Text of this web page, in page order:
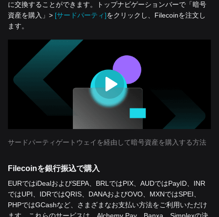
に交換することができます。トップナビゲーションバーで「暗号
資産を‌購入」> [サードパーティ]をクリックし、Filecoinを注文し
ます。
サードパーティゲートウェイを経由して暗号資産を購入する方法
Filecoinを銀行振込で購入
EURではiDealおよびSEPA、BRLではPIX、AUDではPayID、INR
ではUPI、IDRではQRIS、DANAおよびOVO、MXNではSPEI、
PHPではGCashなど、さまざまなお支払い方法をご利用いただけ